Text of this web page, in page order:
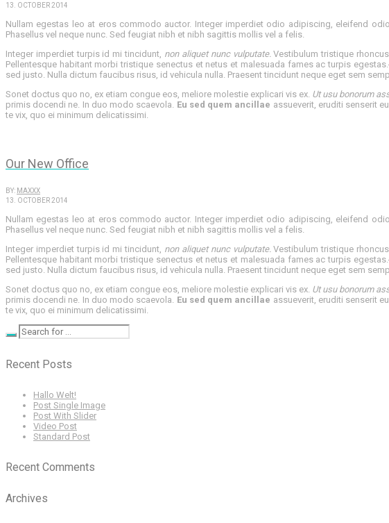
13. OCTOBER 2014
Nullam egestas leo at eros commodo auctor. Integer imperdiet odio adipiscing, eleifend
Phasellus vel neque nunc. Sed feugiat nibh et nibh sagittis mollis vel a felis.
Integer imperdiet turpis id mi tincidunt, non aliquet nunc vulputate. Vestibulum tristique
Pellentesque habitant morbi tristique senectus et netus et malesuada fames ac turpis egestas.
sed justo. Nulla dictum faucibus risus, id vehicula nulla. Praesent tincidunt neque eget sem
Sonet doctus quo no, ex etiam congue eos, meliore molestie explicari vis ex. Ut usu bonorum
primis docendi ne. In duo modo scaevola. Eu sed quem ancillae assueverit, eruditi senserit
te vix, quo ei minimum delicatissimi.
Our New Office
BY: MAXXX
13. OCTOBER 2014
Nullam egestas leo at eros commodo auctor. Integer imperdiet odio adipiscing, eleifend
Phasellus vel neque nunc. Sed feugiat nibh et nibh sagittis mollis vel a felis.
Integer imperdiet turpis id mi tincidunt, non aliquet nunc vulputate.Vestibulum tristique
Pellentesque habitant morbi tristique senectus et netus et malesuada fames ac turpis egestas.
sed justo. Nulla dictum faucibus risus, id vehicula nulla. Praesent tincidunt neque eget sem
Sonet doctus quo no, ex etiam congue eos, meliore molestie explicari vis ex. Ut usu bonorum
primis docendi ne. In duo modo scaevola. Eu sed quem ancillae assueverit, eruditi senserit
te vix, quo ei minimum delicatissimi.
Recent Posts
Hallo Welt!
Post Single Image
Post With Slider
Video Post
Standard Post
Recent Comments
Archives